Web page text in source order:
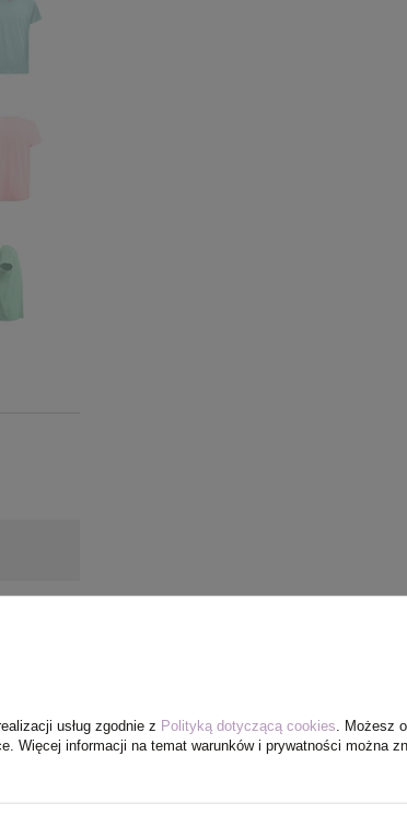
usług zgodnie z Polityką dotyczącą cookies . Możesz
Więcej informacji na temat warunków i prywatności można